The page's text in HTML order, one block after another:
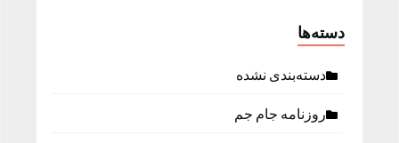
دسته‌ها
دسته‌بندی نشده
روزنامه جام جم